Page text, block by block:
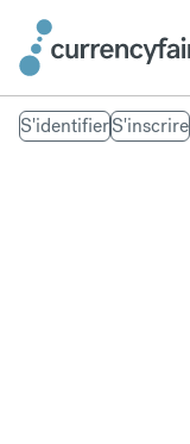
S'identifierS'inscrire